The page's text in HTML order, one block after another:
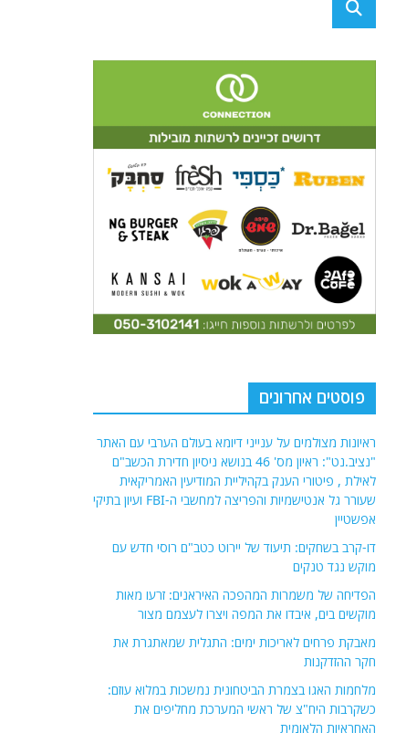
פוסטים אחרונים
ראיונות מצולמים על ענייני דיומא בעולם הערבי עם האתר
"נציב.נט": ראיון מס' 46 בנושא ניסיון חדירת הכשב"ם
לאילת , פיטורי הענק בקהיליית המודיעין האמריקאית
שעורר גל אנטישמיות והפריצה למחשבי ה-FBI ועיון בתיקי
אפשטיין
דו-קרב בשחקים: תיעוד של יירוט כטב"ם רוסי חדש עם
מוקש נגד טנקים
הפדיחה של משמרות המהפכה האיראנים: זרעו מאות
מוקשים בים, איבדו את המפה ויצרו לעצמם מצור
מאבקת פרחים לאריכות ימים: התגלית שמאתגרת את
חקר ההזדקנות
מלחמות האגו בצמרת הביטחונית נמשכות במלוא עוזם:
כשקרבות היח"צ של ראשי המערכת מחליפים את
האחראיות הלאומית